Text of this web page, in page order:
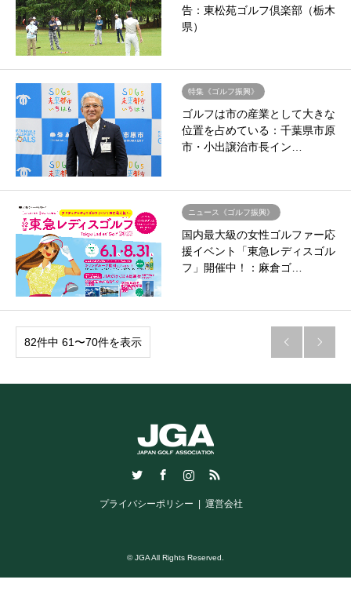
告：東松苑ゴルフ倶楽部（栃木
県）
特集《ゴルフ振興》
ゴルフは市の産業として大きな
位置を占めている：千葉県市原
市・小出譲治市長イン…
ニュース《ゴルフ振興》
国内最大級の女性ゴルファー応
援イベント「東急レディスゴル
フ」開催中！：麻倉ゴ…
82件中 61〜70件を表示  
RSS
プライバシーポリシー 運営会社
© JGA All Rights Reserved.